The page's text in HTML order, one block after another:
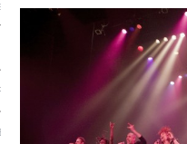
GROUPES DU LOCAL
LE LOCAL DU MAGAZINE